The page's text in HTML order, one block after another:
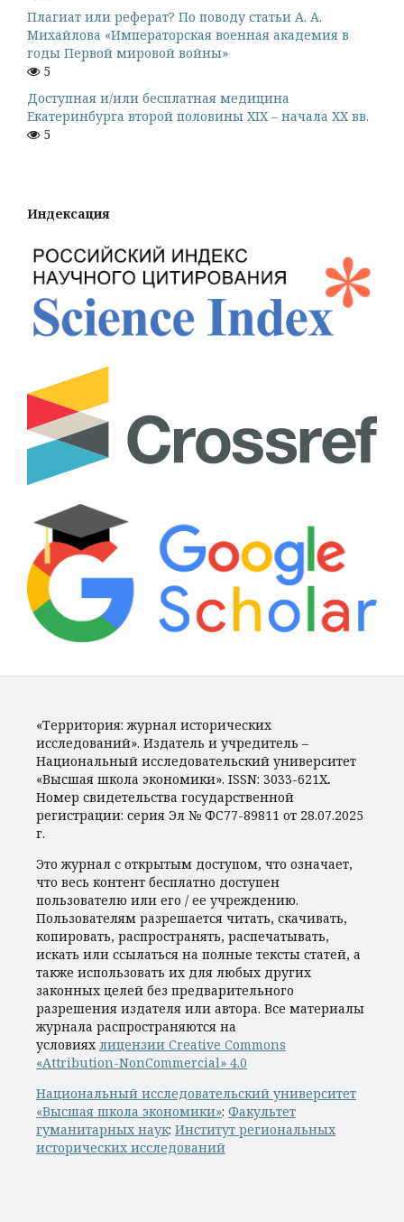
Плагиат или реферат? По поводу статьи А. А.
Михайлова «Императорская военная академия в
годы Первой мировой войны»
5
Доступная и/или бесплатная медицина
Екатеринбурга второй половины XIX – начала ХХ вв.
5
Индексация
«Территория: журнал исторических
исследований». Издатель и учредитель –
Национальный исследовательский университет
«Высшая школа экономики». ISSN: 3033-621X.
Номер свидетельства государственной
регистрации: серия Эл № ФС77-89811 от 28.07.2025
г.
Это журнал с открытым доступом, что означает,
что весь контент бесплатно доступен
пользователю или его / ее учреждению.
Пользователям разрешается читать, скачивать,
копировать, распространять, распечатывать,
искать или ссылаться на полные тексты статей, а
также использовать их для любых других
законных целей без предварительного
разрешения издателя или автора. Все материалы
журнала распространяются на
условиях лицензии Creative Commons
«Attribution-NonCommercial» 4.0
Национальный исследовательский университет
«Высшая школа экономики»: Факультет
гуманитарных наук: Институт региональных
исторических исследований